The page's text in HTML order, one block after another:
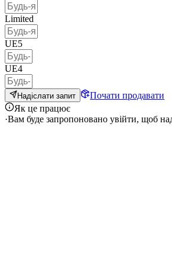
Limited
UE5
UE4
Надіслати запит
Почати продавати
Як це працює
·Вам буде запропоновано увійти, щоб